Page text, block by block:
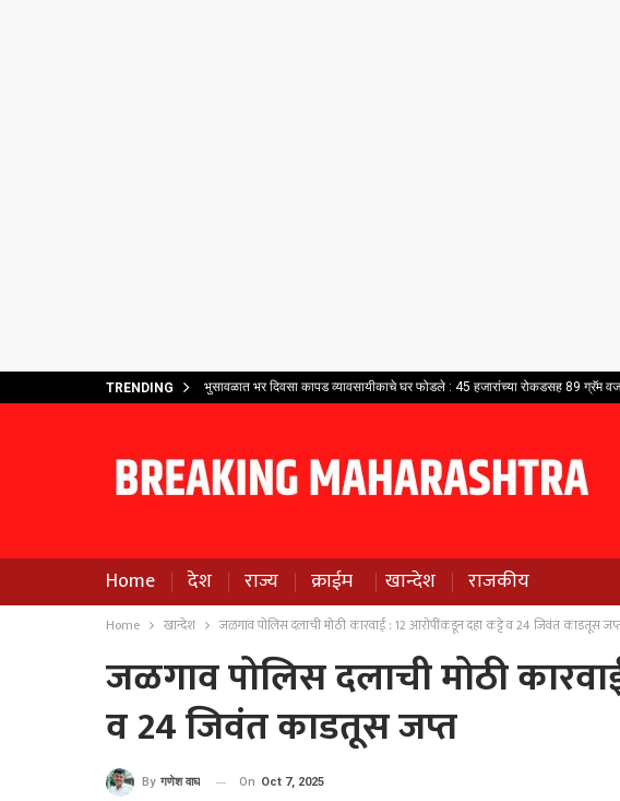
TRENDING भुसावळात भर दिवसा कापड व्यावसायीकाचे घर फोडले : 45 हजारांच्या रोकडसह 89 ग्रॅम
Home देश राज्य क्राईम खान्देश राजकीय
Home खान्देश जळगाव पोलिस दलाची मोठी कारवाई : 12 आरोपींकडून दहा कट्टे व 24 जिवंत काडतूस
जळगाव पोलिस दलाची मोठी
व 24 जिवंत काडतूस जप्त
By गणेश वाघ On Oct 7, 2025